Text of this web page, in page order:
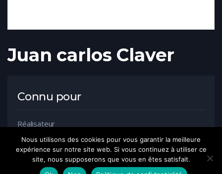
Juan carlos Claver
Connu pour
Réalisateur
Nous utilisons des cookies pour vous garantir la meilleure
expérience sur notre site web. Si vous continuez à utiliser ce
site, nous supposerons que vous en êtes satisfait.